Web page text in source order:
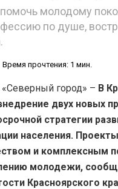
молодому
по душе,
Время прочтения: 1 мин.
город» – В
двух новых
стратегии
населения.
и комплексным
молодежи,
Красноярского